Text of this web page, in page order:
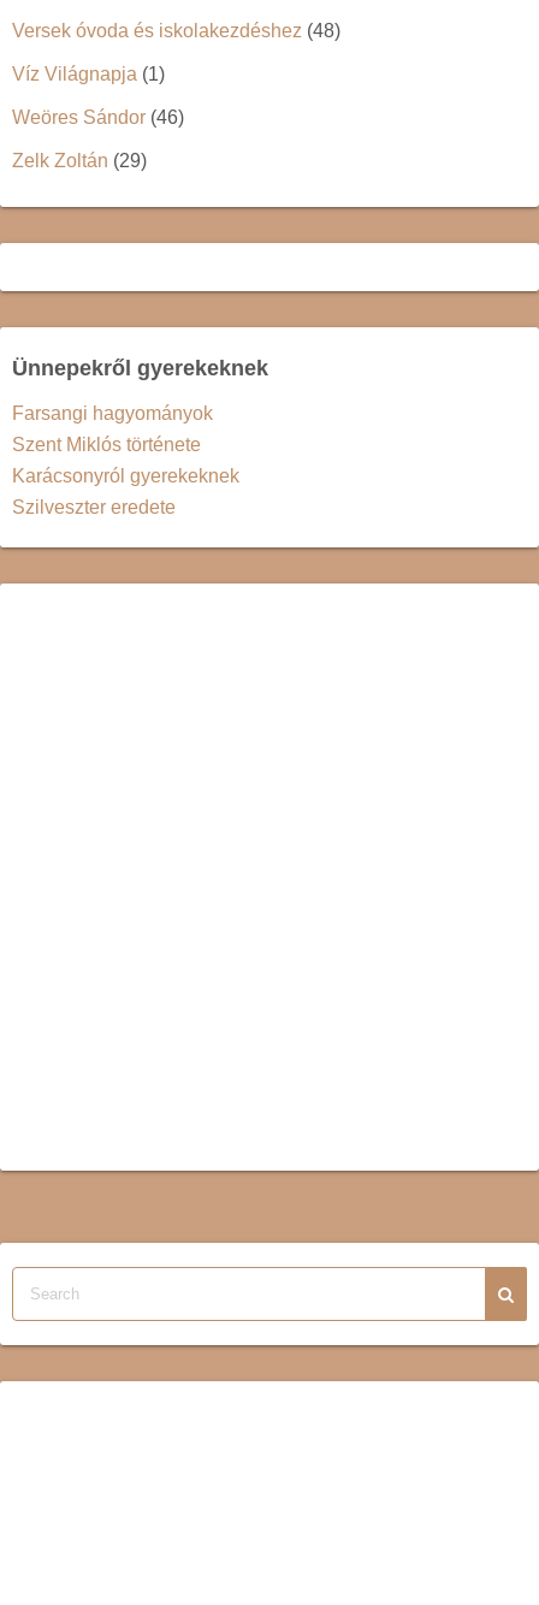
Versek óvoda és iskolakezdéshez (48)
Víz Világnapja (1)
Weöres Sándor (46)
Zelk Zoltán (29)
Ünnepekről gyerekeknek
Farsangi hagyományok
Szent Miklós története
Karácsonyról gyerekeknek
Szilveszter eredete